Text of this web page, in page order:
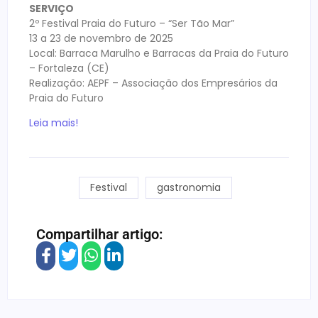
SERVIÇO
2º Festival Praia do Futuro – “Ser Tão Mar”
13 a 23 de novembro de 2025
Local: Barraca Marulho e Barracas da Praia do Futuro
– Fortaleza (CE)
Realização: AEPF – Associação dos Empresários da
Praia do Futuro
Leia mais!
Festival gastronomia
Compartilhar artigo: